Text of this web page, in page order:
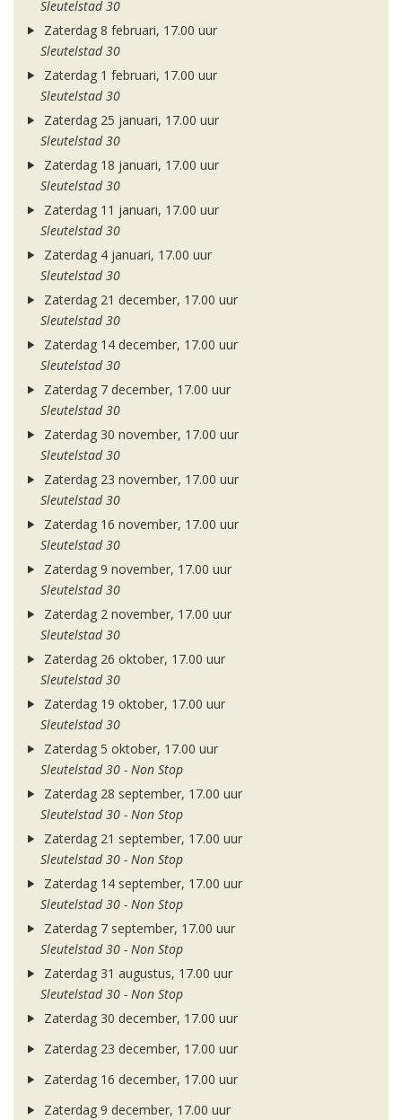
Sleutelstad 30
Zaterdag 8 februari, 17.00 uur
Sleutelstad 30
Zaterdag 1 februari, 17.00 uur
Sleutelstad 30
Zaterdag 25 januari, 17.00 uur
Sleutelstad 30
Zaterdag 18 januari, 17.00 uur
Sleutelstad 30
Zaterdag 11 januari, 17.00 uur
Sleutelstad 30
Zaterdag 4 januari, 17.00 uur
Sleutelstad 30
Zaterdag 21 december, 17.00 uur
Sleutelstad 30
Zaterdag 14 december, 17.00 uur
Sleutelstad 30
Zaterdag 7 december, 17.00 uur
Sleutelstad 30
Zaterdag 30 november, 17.00 uur
Sleutelstad 30
Zaterdag 23 november, 17.00 uur
Sleutelstad 30
Zaterdag 16 november, 17.00 uur
Sleutelstad 30
Zaterdag 9 november, 17.00 uur
Sleutelstad 30
Zaterdag 2 november, 17.00 uur
Sleutelstad 30
Zaterdag 26 oktober, 17.00 uur
Sleutelstad 30
Zaterdag 19 oktober, 17.00 uur
Sleutelstad 30
Zaterdag 5 oktober, 17.00 uur
Sleutelstad 30 - Non Stop
Zaterdag 28 september, 17.00 uur
Sleutelstad 30 - Non Stop
Zaterdag 21 september, 17.00 uur
Sleutelstad 30 - Non Stop
Zaterdag 14 september, 17.00 uur
Sleutelstad 30 - Non Stop
Zaterdag 7 september, 17.00 uur
Sleutelstad 30 - Non Stop
Zaterdag 31 augustus, 17.00 uur
Sleutelstad 30 - Non Stop
Zaterdag 30 december, 17.00 uur
Zaterdag 23 december, 17.00 uur
Zaterdag 16 december, 17.00 uur
Zaterdag 9 december, 17.00 uur